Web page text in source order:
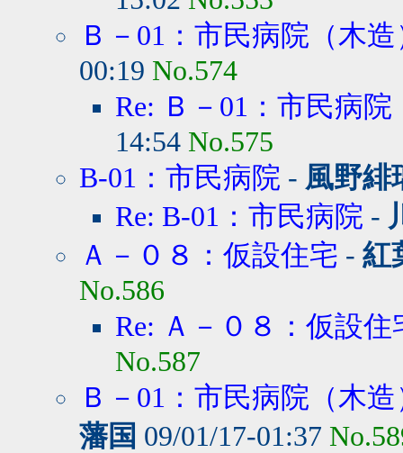
Ｂ－01：市民病院（木造
00:19 No.574
Re: Ｂ－01：市民病
14:54 No.575
B-01：市民病院 - 風野緋
Re: B-01：市民病院 -
Ａ－０８：仮設住宅 - 紅
No.586
Re: Ａ－０８：仮設住
No.587
Ｂ－01：市民病院（木
藩国 09/01/17-01:37